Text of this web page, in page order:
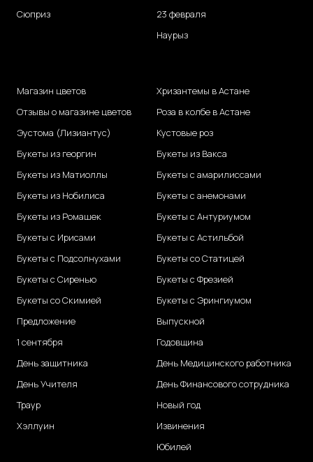
Сюприз
23 февраля
Наурыз
Магазин цветов
Отзывы о магазине цветов
Эустома (Лизиантус)
Букеты из георгин
Букеты из Матиоллы
Букеты из Нобилиса
Букеты из Ромашек
Букеты с Ирисами
Букеты с Подсолнухами
Букеты с Сиренью
Букеты со Скимией
Предложение
1 сентября
День защитника
День Учителя
Траур
Хэллуин
Хризантемы в Астане
Роза в колбе в Астане
Кустовые роз
Букеты из Вакса
Букеты с амарилиссами
Букеты с анемонами
Букеты с Антуриумом
Букеты с Астильбой
Букеты со Статицей
Букеты с Фрезией
Букеты с Эрингиумом
Выпускной
Годовщина
День Медицинского работника
День Финансового сотрудника
Новый год
Извинения
Юбилей